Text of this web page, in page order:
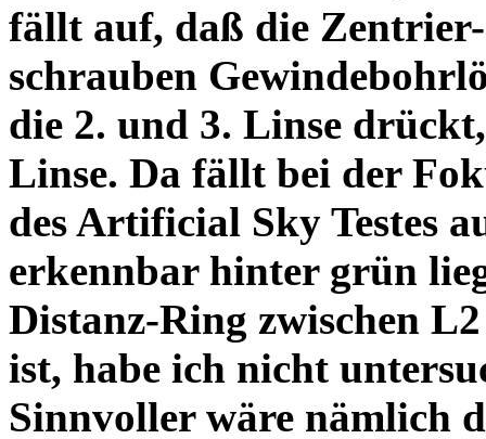
fällt auf, daß die Zentrier-
schrauben
die 2. und 3. Linse
Linse. Da fällt bei der
des Artificial Sky Testes
erkennbar hinter grün
Distanz-Ring zwischen
ist, habe ich nicht
Sinnvoller wäre nämlich